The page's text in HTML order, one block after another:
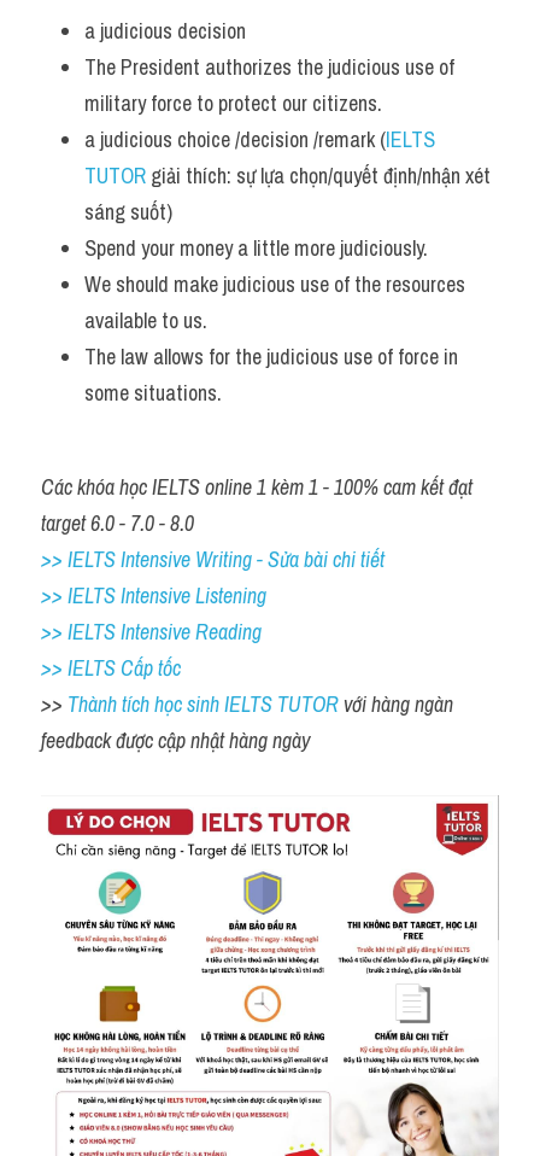
Listening
Speaking
Writing
Reading
Homepage
a judicious decision
The President authorizes the judicious use of
military force to protect our citizens.
a judicious choice /decision /remark (IELTS
TUTOR giải thích: sự lựa chọn/quyết định/nhận xét
sáng suốt)
Spend your money a little more judiciously.
We should make judicious use of the resources
available to us.
The law allows for the judicious use of force in
some situations.
Các khóa học IELTS online 1 kèm 1 - 100% cam kết đạt
target 6.0 - 7.0 - 8.0
>> IELTS Intensive Writing - Sửa bài chi tiết
>> IELTS Intensive Listening
>> IELTS Intensive Reading
>> IELTS Cấp tốc
>> Thành tích học sinh IELTS TUTOR với hàng ngàn
feedback được cập nhật hàng ngày